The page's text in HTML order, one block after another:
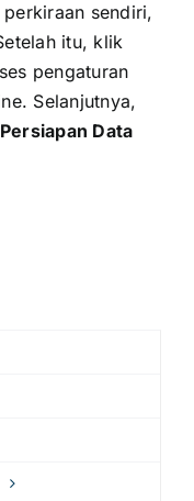
sendiri,
itu, klik
pengaturan
Selanjutnya,
Persiapan Data